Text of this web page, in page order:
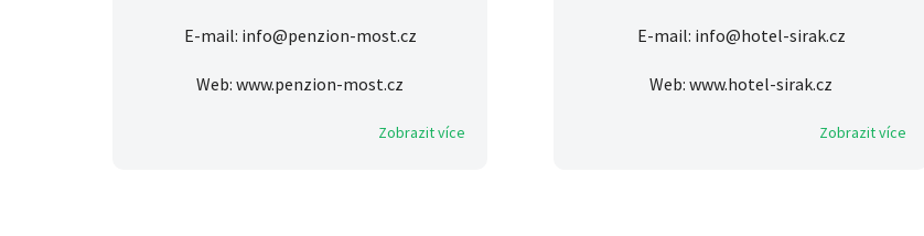
E-mail: info@penzion-most.cz
Web: www.penzion-most.cz
Zobrazit více
E-mail: info@hotel-sirak.cz
Web: www.hotel-sirak.cz
Zobrazit více